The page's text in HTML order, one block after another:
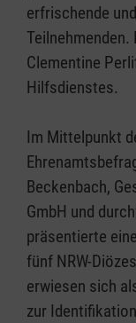
erfrischende
Clementine
Hilfsdienstes.
Im Mittelpunkt
Beckenbach,
GmbH und
präsentierte
fünf NRW-
erwiesen sich
zur